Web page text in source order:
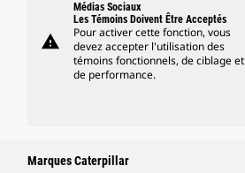
warning
Médias Sociaux
Les Témoins Doivent Être Acceptés
Pour activer cette fonction, vous
devez accepter l'utilisation des
témoins fonctionnels, de ciblage et
de performance.
Marques Caterpillar